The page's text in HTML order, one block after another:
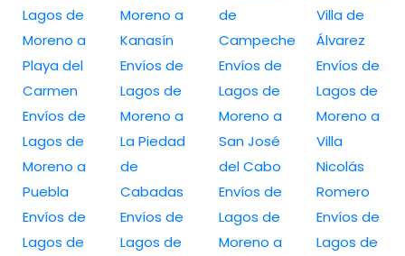
Lagos de
Moreno a
Playa del
Carmen
Envíos de
Lagos de
Moreno a
Puebla
Envíos de
Lagos de
Moreno a
Kanasín
Envíos de
Lagos de
Moreno a
La Piedad
de
Cabadas
Envíos de
Lagos de
de
Campeche
Envíos de
Lagos de
Moreno a
San José
del Cabo
Envíos de
Lagos de
Moreno a
Villa de
Álvarez
Envíos de
Lagos de
Moreno a
Villa
Nicolás
Romero
Envíos de
Lagos de